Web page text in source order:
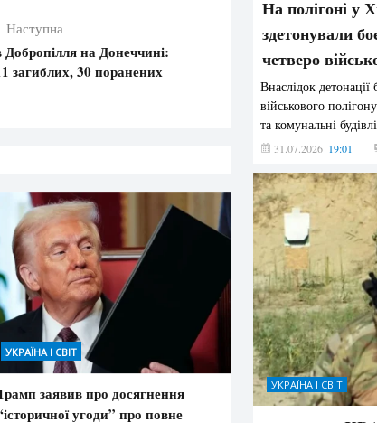
Наступна
Добропілля на Донеччині:
загиблих, 30 поранених
УКРАЇНА І СВІТ
заявив про досягнення
угоди” про повне
На полігоні у
здетонували
четверо
Внаслідок детонації
військового
та комунальні
31.07.2026 19:01
УКРАЇНА І СВІТ